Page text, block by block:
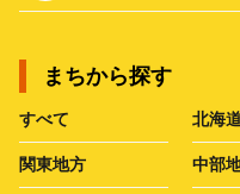
まちから探す
すべて 北海
関東地方 中部